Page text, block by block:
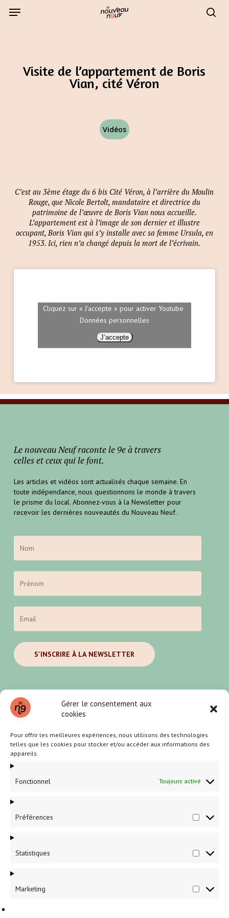
Gérer le consentement aux
cookies
Pour offrir les meilleures expériences, nous utilisons des technologies
telles que les cookies pour stocker et/ou accéder aux informations des
appareils.
Fonctionnel Toujours activé
Préférences
Statistiques
Marketing
Menu
Visite de l’appartement de Boris
Vian, cité Véron
Vidéos
C’est au 3ème étage du 6 bis Cité Véron, à l’arrière du Moulin
Rouge, que Nicole Bertolt, mandataire et directrice du
patrimoine de l’œuvre de Boris Vian nous accueille.
L’appartement est à l’image de son dernier et illustre
occupant, Boris Vian qui s’y installe avec sa femme Ursula, en
1953. Ici, rien n’a changé depuis la mort de l’écrivain.
Cliquez sur « J’accepte » pour activer Youtube
Données personnelles
J’accepte
Le nouveau Neuf raconte le 9e à travers
celles et ceux qui le font.
Les articles et vidéos sont actualisés chaque semaine. En
toute indépendance, nous questionnons le monde à travers
le prisme du local. Abonnez-vous à la Newsletter pour
recevoir les dernières nouveautés du Nouveau Neuf.
Partenaires et annonceurs locaux